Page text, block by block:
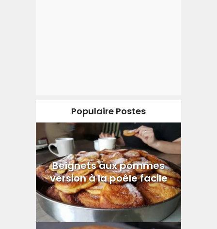
Populaire Postes
Beignets aux pommes
version à la poêle facile